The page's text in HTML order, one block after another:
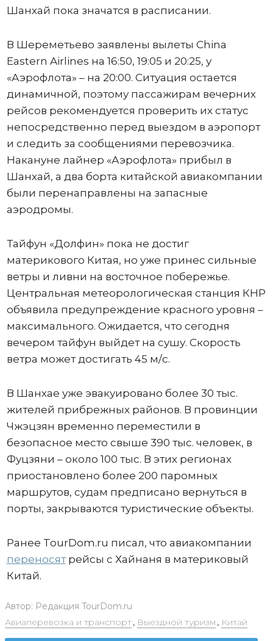
Шанхай пока значатся в расписании.
В Шереметьево заявлены вылеты China
Eastern Airlines на 16:50, 19:05 и 20:25, у
«Аэрофлота» – на 20:00. Ситуация остается
динамичной, поэтому пассажирам вечерних
рейсов рекомендуется проверить их статус
непосредственно перед выездом в аэропорт
и следить за сообщениями перевозчика.
Накануне лайнер «Аэрофлота» прибыл в
Шанхай, а два борта китайской авиакомпании
были перенаправлены на запасные
аэродромы.
Тайфун «Долфин» пока не достиг
материкового Китая, но уже принес сильные
ветры и ливни на восточное побережье.
Центральная метеорологическая станция КНР
объявила предупреждение красного уровня –
максимального. Ожидается, что сегодня
вечером тайфун выйдет на сушу. Скорость
ветра может достигать 45 м/с.
В Шанхае уже эвакуировано более 30 тыс.
жителей прибрежных районов. В провинции
Чжэцзян временно переместили в
безопасное место свыше 390 тыс. человек, в
Фуцзяни – около 100 тыс. В этих регионах
приостановлено более 200 паромных
маршрутов, судам предписано вернуться в
порты, закрываются туристические объекты.
Ранее TourDom.ru писал, что авиакомпании
переносятрейсы с Хайнаня в материковый
Китай.
Автор: Редакция TourDom.ru
Авиаперевозка и транспорт, Выездной туризм , Китай